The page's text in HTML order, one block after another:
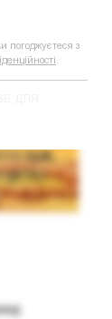
погоджуєтеся з
.